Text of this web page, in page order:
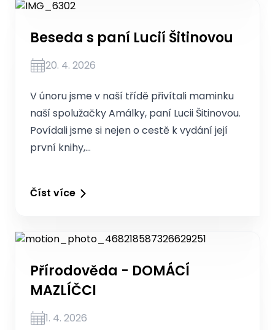
Beseda s paní Lucií Šitinovou
20. 4. 2026
V únoru jsme v naší třídě přivítali maminku
naší spolužačky Amálky, paní Lucii Šitinovou.
Povídali jsme si nejen o cestě k vydání její
první knihy,…
Číst více
Přírodověda - DOMÁCÍ
MAZLÍČCI
1. 4. 2026